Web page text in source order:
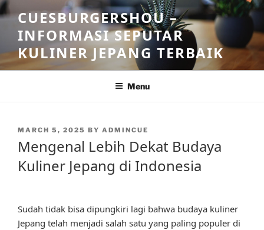
Skip
to
content
CUESBURGERSHOU –
INFORMASI SEPUTAR
KULINER JEPANG TERBAIK
Menu
POSTED
MARCH 5, 2025 BY ADMINCUE
Mengenal Lebih Dekat Budaya
Kuliner Jepang di Indonesia
Sudah tidak bisa dipungkiri lagi bahwa budaya kuliner
Jepang telah menjadi salah satu yang paling populer di